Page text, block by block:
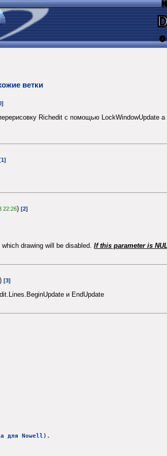
О
ветки
Richedit с помощью LockWindowUpdate а
22:26) [2]
drawing will be disabled. If this parameter is
) [3]
и EndUpdate
для Nowell).